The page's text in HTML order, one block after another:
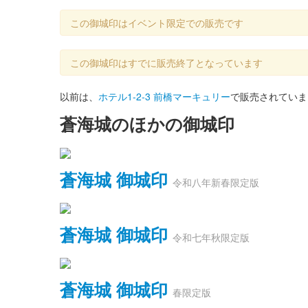
この御城印はイベント限定での販売です
この御城印はすでに販売終了となっています
以前は、 ホテル1-2-3 前橋マーキュリーで販売されてい
蒼海城のほかの御城印
蒼海城 御城印 令和八年新春限定版
蒼海城 御城印 令和七年秋限定版
蒼海城 御城印 春限定版